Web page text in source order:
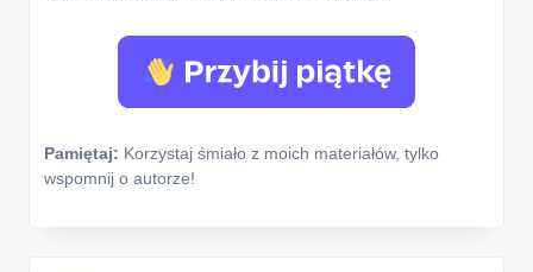
Pamiętaj: Korzystaj śmiało z moich materiałów, tylko
wspomnij o autorze!